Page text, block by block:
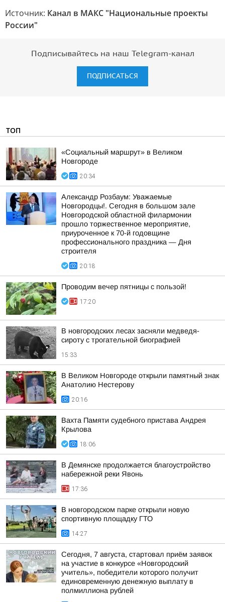
Источник: Канал в МАКС "Национальные проекты
России"
Подписывайтесь на наш Telegram-канал
ПОДПИСАТЬСЯ
ТОП
«Социальный маршрут» в Великом
Новгороде
20:34
Александр Розбаум: Уважаемые
Новгородцы!. Сегодня в большом зале
Новгородской областной филармонии
прошло торжественное мероприятие,
приуроченное к 70-й годовщине
профессионального праздника — Дня
строителя
20:18
Проводим вечер пятницы с пользой!
17:20
В новгородских лесах засняли медведя-
сироту с трогательной биографией
15:33
В Великом Новгороде открыли памятный знак
Анатолию Нестерову
20:16
Вахта Памяти судебного пристава Андрея
Крылова
18:06
В Демянске продолжается благоустройство
набережной реки Явонь
17:36
В новгородском парке открыли новую
спортивную площадку ГТО
14:27
Сегодня, 7 августа, стартовал приём заявок
на участие в конкурсе «Новгородский
учитель», победители которого получит
единовременную денежную выплату в
полмиллиона рублей